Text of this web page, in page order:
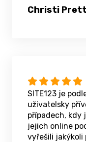
Christi
SITE123 je
uživatelsky
případech, kdy
jejich online
vyřešili jakýkoli